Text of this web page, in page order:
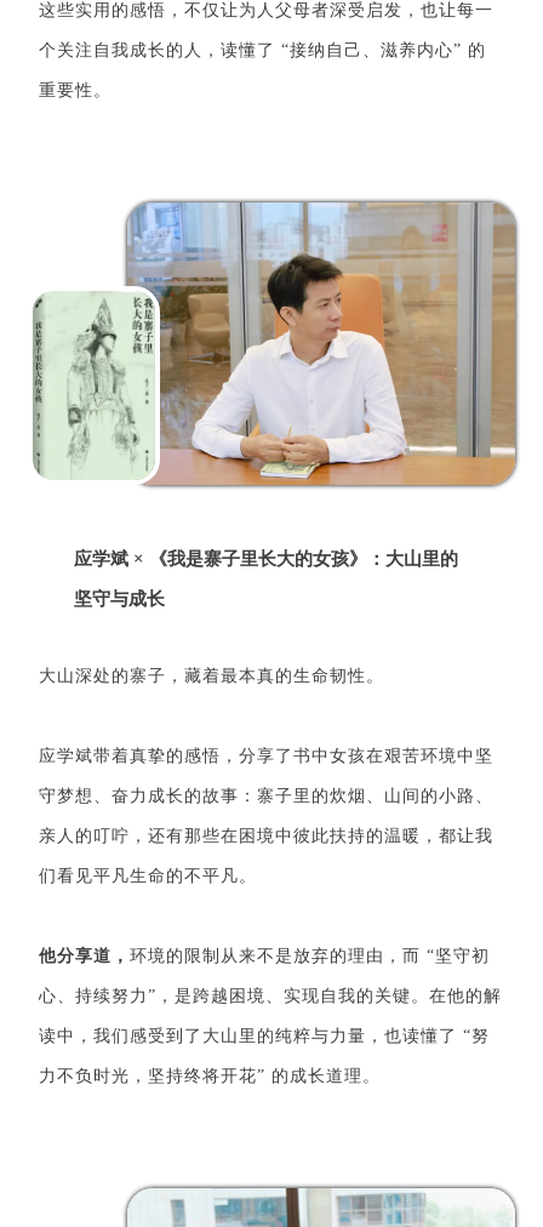
这些实用的感悟，不仅让为人父母者深受启发，也让每一
个关注自我成长的人，读懂了 “接纳自己、滋养内心” 的
重要性。
应学斌 × 《我是寨子里长大的女孩》：大山里的
坚守与成长
大山深处的寨子，藏着最本真的生命韧性。
应学斌带着真挚的感悟，分享了书中女孩在艰苦环境中坚
守梦想、奋力成长的故事：寨子里的炊烟、山间的小路、
亲人的叮咛，还有那些在困境中彼此扶持的温暖，都让我
们看见平凡生命的不平凡。
他分享道，环境的限制从来不是放弃的理由，而 “坚守初
心、持续努力”，是跨越困境、实现自我的关键。在他的解
读中，我们感受到了大山里的纯粹与力量，也读懂了 “努
力不负时光，坚持终将开花” 的成长道理。